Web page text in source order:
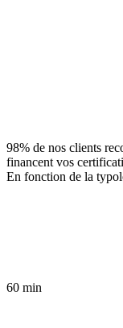
98% de nos clients
financent vos
En fonction de la
60 min